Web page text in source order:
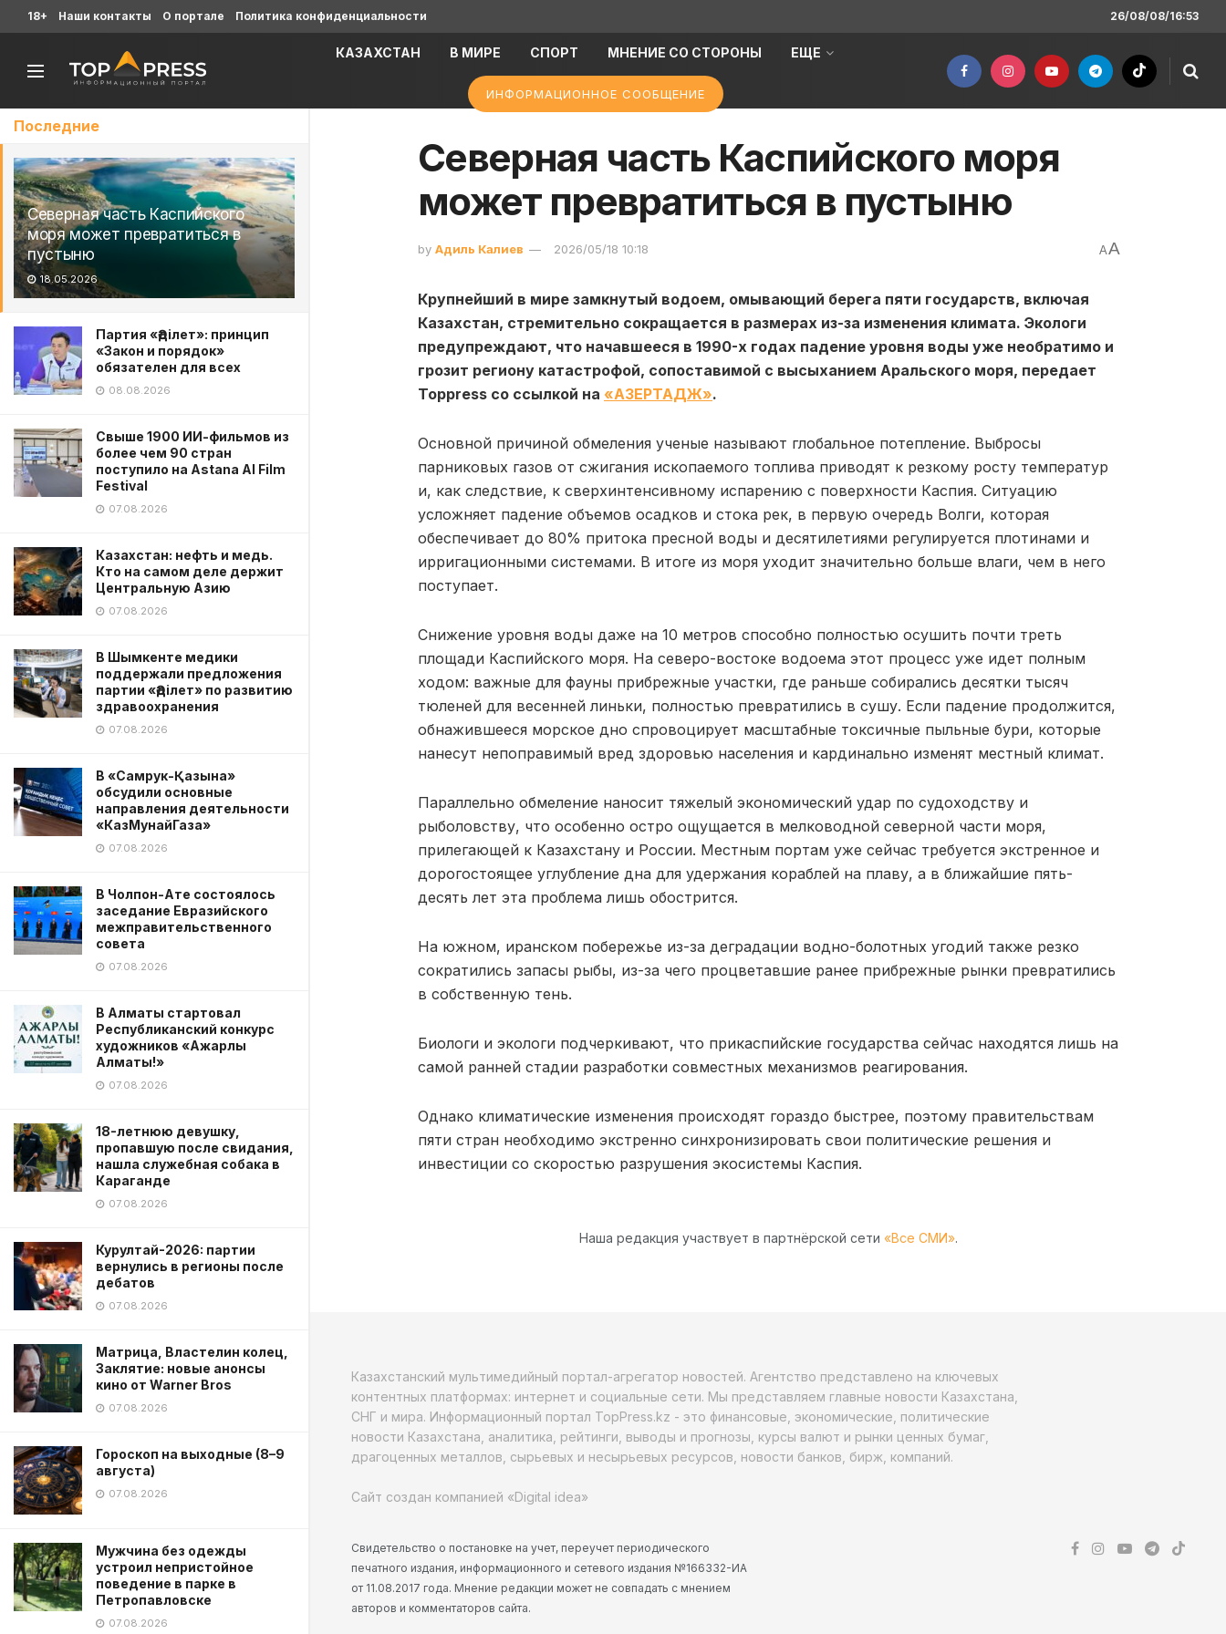
Последние
Северная часть Каспийского
моря может превратиться в
пустыню
18.05.2026
Партия «Әділет»: принцип
«Закон и порядок»
обязателен для всех
08.08.2026
Свыше 1900 ИИ-фильмов из
более чем 90 стран
поступило на Astana AI Film
Festival
07.08.2026
Казахстан: нефть и медь.
Кто на самом деле держит
Центральную Азию
07.08.2026
В Шымкенте медики
поддержали предложения
партии «Әділет» по развитию
здравоохранения
07.08.2026
В «Самрук-Қазына»
обсудили основные
направления деятельности
«КазМунайГаза»
07.08.2026
В Чолпон-Ате состоялось
заседание Евразийского
межправительственного
совета
07.08.2026
В Алматы стартовал
Республиканский конкурс
художников «Ажарлы
Алматы!»
07.08.2026
18-летнюю девушку,
пропавшую после свидания,
нашла служебная собака в
Караганде
07.08.2026
Курултай-2026: партии
вернулись в регионы после
дебатов
07.08.2026
Матрица, Властелин колец,
Заклятие: новые анонсы
кино от Warner Bros
07.08.2026
Гороскоп на выходные (8–9
августа)
07.08.2026
Мужчина без одежды
устроил непристойное
поведение в парке в
Петропавловске
07.08.2026
18+ Наши контакты О портале Политика конфиденциальности 26/08/08/16:53
КАЗАХСТАН В МИРЕ СПОРТ МНЕНИЕ СО СТОРОНЫ ЕЩЕ
ИНФОРМАЦИОННОЕ СООБЩЕНИЕ
Северная часть Каспийского моря
может превратиться в пустыню
by Адиль Калиев 2026/05/18 10:18 AA
Крупнейший в мире замкнутый водоем, омывающий берега пяти государств, включая
Казахстан, стремительно сокращается в размерах из-за изменения климата. Экологи
предупреждают, что начавшееся в 1990-х годах падение уровня воды уже необратимо и
грозит региону катастрофой, сопоставимой с высыханием Аральского моря, передает
Toppress со ссылкой на «АЗЕРТАДЖ».
Основной причиной обмеления ученые называют глобальное потепление. Выбросы
парниковых газов от сжигания ископаемого топлива приводят к резкому росту температур
и, как следствие, к сверхинтенсивному испарению с поверхности Каспия. Ситуацию
усложняет падение объемов осадков и стока рек, в первую очередь Волги, которая
обеспечивает до 80% притока пресной воды и десятилетиями регулируется плотинами и
ирригационными системами. В итоге из моря уходит значительно больше влаги, чем в него
поступает.
Снижение уровня воды даже на 10 метров способно полностью осушить почти треть
площади Каспийского моря. На северо-востоке водоема этот процесс уже идет полным
ходом: важные для фауны прибрежные участки, где раньше собирались десятки тысяч
тюленей для весенней линьки, полностью превратились в сушу. Если падение продолжится,
обнажившееся морское дно спровоцирует масштабные токсичные пыльные бури, которые
нанесут непоправимый вред здоровью населения и кардинально изменят местный климат.
Параллельно обмеление наносит тяжелый экономический удар по судоходству и
рыболовству, что особенно остро ощущается в мелководной северной части моря,
прилегающей к Казахстану и России. Местным портам уже сейчас требуется экстренное и
дорогостоящее углубление дна для удержания кораблей на плаву, а в ближайшие пять-
десять лет эта проблема лишь обострится.
На южном, иранском побережье из-за деградации водно-болотных угодий также резко
сократились запасы рыбы, из-за чего процветавшие ранее прибрежные рынки превратились
в собственную тень.
Биологи и экологи подчеркивают, что прикаспийские государства сейчас находятся лишь на
самой ранней стадии разработки совместных механизмов реагирования.
Однако климатические изменения происходят гораздо быстрее, поэтому правительствам
пяти стран необходимо экстренно синхронизировать свои политические решения и
инвестиции со скоростью разрушения экосистемы Каспия.
Наша редакция участвует в партнёрской сети «Все СМИ».
Казахстанский мультимедийный портал-агрегатор новостей. Агентство представлено на ключевых
контентных платформах: интернет и социальные сети. Мы представляем главные новости Казахстана,
СНГ и мира. Информационный портал TopPress.kz - это финансовые, экономические, политические
новости Казахстана, аналитика, рейтинги, выводы и прогнозы, курсы валют и рынки ценных бумаг,
драгоценных металлов, сырьевых и несырьевых ресурсов, новости банков, бирж, компаний.
Сайт создан компанией «Digital idea»
Свидетельство о постановке на учет, переучет периодического
печатного издания, информационного и сетевого издания №166332-ИА
от 11.08.2017 года. Мнение редакции может не совпадать с мнением
авторов и комментаторов сайта.